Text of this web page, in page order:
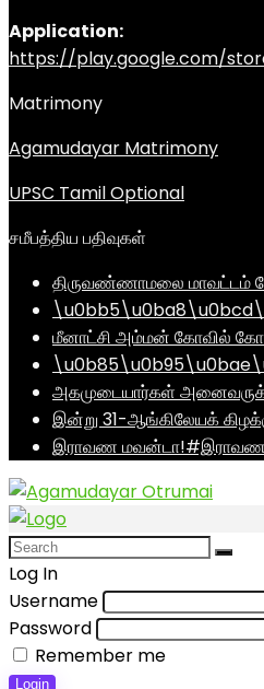
Application:
https://play.google.com/
Matrimony
Agamudayar Matrimony
UPSC Tamil Optional
சமீபத்திய பதிவுகள்
திருவண்ணாமலை மாவட்டம்
மீனாட்சி அம்மன் கோவில்
அகமுடையார்கள்
இன்று 31-ஆங்கிலேயக்
இராவண மவன்டா!#இராவணன்
Log In
Username
Password
Remember me
Login